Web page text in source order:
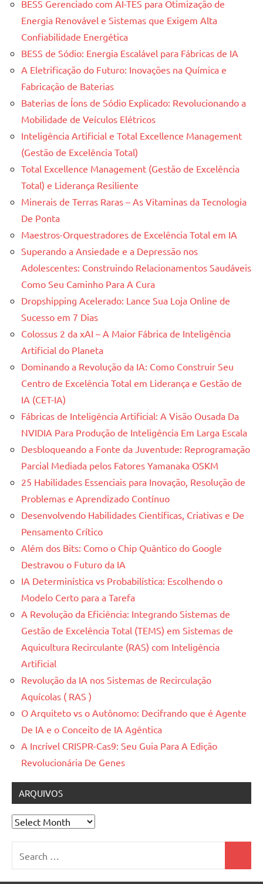
BESS Gerenciado com AI-TES para Otimização de
Energia Renovável e Sistemas que Exigem Alta
Confiabilidade Energética
BESS de Sódio: Energia Escalável para Fábricas de IA
A Eletrificação do Futuro: Inovações na Química e
Fabricação de Baterias
Baterias de Íons de Sódio Explicado: Revolucionando a
Mobilidade de Veículos Elétricos
Inteligência Artificial e Total Excellence Management
(Gestão de Excelência Total)
Total Excellence Management (Gestão de Excelência
Total) e Liderança Resiliente
Minerais de Terras Raras – As Vitaminas da Tecnologia
De Ponta
Maestros-Orquestradores de Excelência Total em IA
Superando a Ansiedade e a Depressão nos
Adolescentes: Construindo Relacionamentos Saudáveis
Como Seu Caminho Para A Cura
Dropshipping Acelerado: Lance Sua Loja Online de
Sucesso em 7 Dias
Colossus 2 da xAI – A Maior Fábrica de Inteligência
Artificial do Planeta
Dominando a Revolução da IA: Como Construir Seu
Centro de Excelência Total em Liderança e Gestão de
IA (CET-IA)
Fábricas de Inteligência Artificial: A Visão Ousada Da
NVIDIA Para Produção de Inteligência Em Larga Escala
Desbloqueando a Fonte da Juventude: Reprogramação
Parcial Mediada pelos Fatores Yamanaka OSKM
25 Habilidades Essenciais para Inovação, Resolução de
Problemas e Aprendizado Contínuo
Desenvolvendo Habilidades Científicas, Criativas e De
Pensamento Crítico
Além dos Bits: Como o Chip Quântico do Google
Destravou o Futuro da IA
IA Determinística vs Probabilística: Escolhendo o
Modelo Certo para a Tarefa
A Revolução da Eficiência: Integrando Sistemas de
Gestão de Excelência Total (TEMS) em Sistemas de
Aquicultura Recirculante (RAS) com Inteligência
Artificial
Revolução da IA nos Sistemas de Recirculação
Aquícolas ( RAS )
O Arquiteto vs o Autônomo: Decifrando que é Agente
De IA e o Conceito de IA Agêntica
A Incrível CRISPR-Cas9: Seu Guia Para A Edição
Revolucionária De Genes
ARQUIVOS
Arquivos
for: